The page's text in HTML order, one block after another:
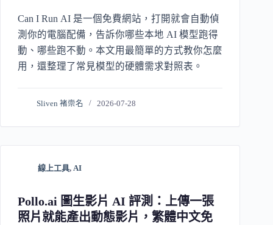
Can I Run AI 是一個免費網站，打開就會自動偵
測你的電腦配備，告訴你哪些本地 AI 模型跑得
動、哪些跑不動。本文用最簡單的方式教你怎麼
用，還整理了常見模型的硬體需求對照表。
Sliven 褚崇名 2026-07-28
線上工具, AI
Pollo.ai 圖生影片 AI 評測：上傳一張
照片就能產出動態影片，繁體中文免